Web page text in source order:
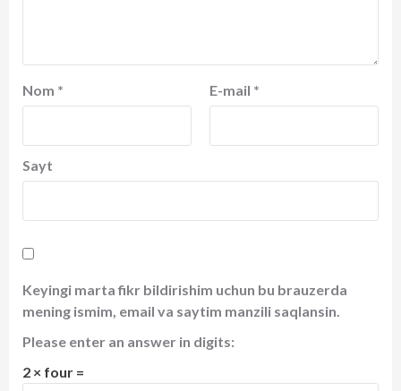
Nom * E-mail *
Sayt
Keyingi marta fikr bildirishim uchun bu brauzerda
mening ismim, email va saytim manzili saqlansin.
Please enter an answer in digits:
2 × four =